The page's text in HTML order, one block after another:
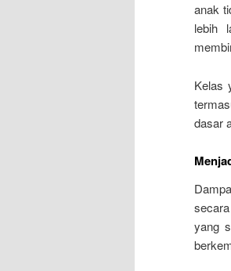
anak
lebih
Kelas
dasar
yang